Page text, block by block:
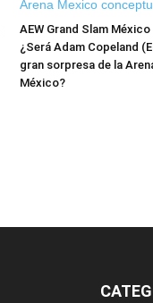
AEW Grand Slam México
¿Será Adam Copeland
gran sorpresa de la
México?